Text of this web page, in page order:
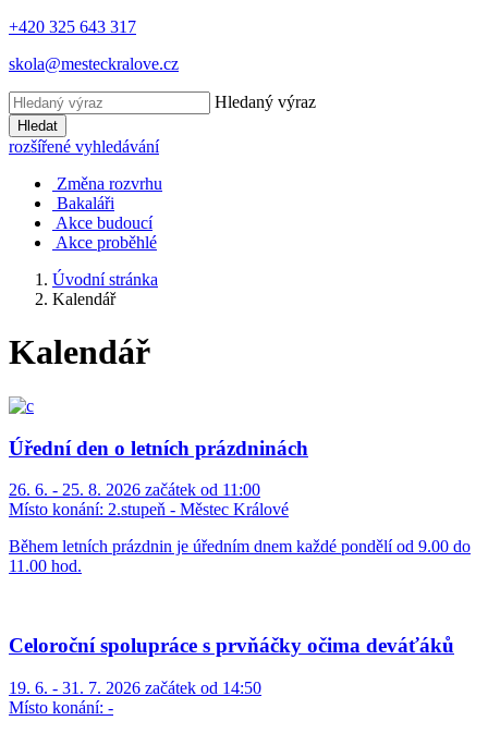
+420 325 643 317
skola@mesteckralove.cz
Hledaný výraz
Hledat
rozšířené vyhledávání
Změna rozvrhu
Bakaláři
Akce budoucí
Akce proběhlé
Úvodní stránka
Kalendář
Kalendář
Úřední den o letních prázdninách
26. 6. - 25. 8. 2026 začátek od 11:00
Místo konání: 2.stupeň - Městec Králové
Během letních prázdnin je úředním dnem každé pondělí od 9.00 do
11.00 hod.
Celoroční spolupráce s prvňáčky očima deváťáků
19. 6. - 31. 7. 2026 začátek od 14:50
Místo konání: -